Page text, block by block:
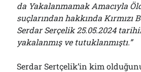
da Yakalanmamak Amacıyla
suçlarından hakkında Kırmızı
Serdar Serçelik 25.05.2024
yakalanmış ve tutuklanmıştı.”
Serdar Sertçelik’in kim